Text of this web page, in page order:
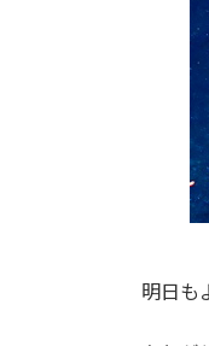
明日も